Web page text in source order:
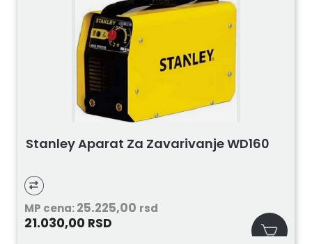
Stanley Aparat Za Zavarivanje WD160
MP cena:25.225,00 rsd
21.030,00 RSD